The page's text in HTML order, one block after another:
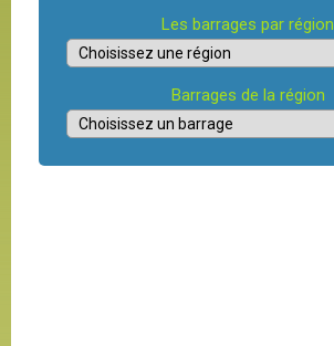
Les barrages par région
Barrages de la région